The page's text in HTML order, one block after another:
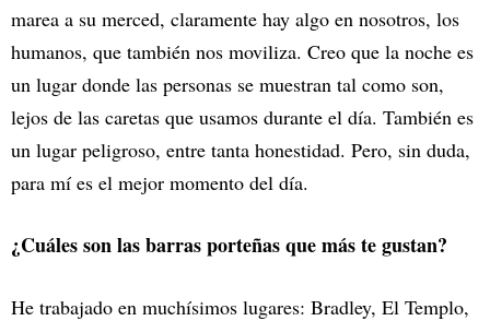
marea a su merced, claramente hay algo en nosotros, los
humanos, que también nos moviliza. Creo que la noche es
un lugar donde las personas se muestran tal como son,
lejos de las caretas que usamos durante el día. También es
un lugar peligroso, entre tanta honestidad. Pero, sin duda,
para mí es el mejor momento del día.
¿Cuáles son las barras porteñas que más te gustan?
He trabajado en muchísimos lugares: Bradley, El Templo,